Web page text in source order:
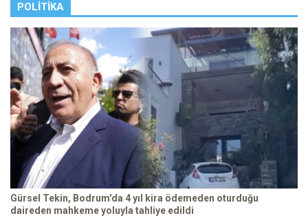
POLITIKA
Gürsel Tekin, Bodrum'da 4 yıl kira ödemeden oturduğu
daireden mahkeme yoluyla tahliye edildi